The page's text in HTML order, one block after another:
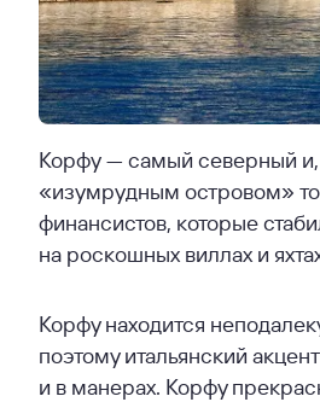
Корфу — самый северный и,
«изумрудным островом»
финансистов, которые
на роскошных виллах и
Корфу находится
поэтому итальянский
и в манерах. Корфу